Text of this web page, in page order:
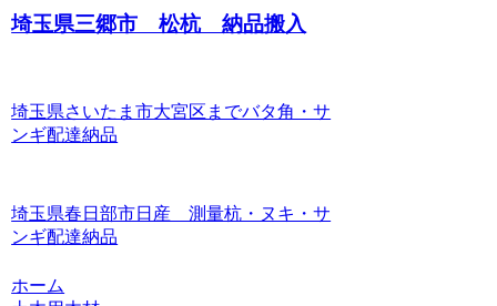
埼玉県三郷市 松杭 納品搬入
埼玉県さいたま市大宮区までバタ角・サ
ンギ配達納品
埼玉県春日部市日産 測量杭・ヌキ・サ
ンギ配達納品
ホーム